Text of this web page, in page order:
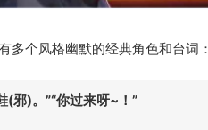
多个风格幽默的经典角色和台词：
(邪)。”“你过来呀~！”